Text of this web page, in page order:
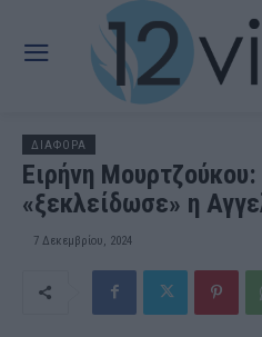
ΔΙΑΦΟΡΑ
Ειρήνη
«ξεκλείδωσε» η
7 Δεκεμβρίου, 2024